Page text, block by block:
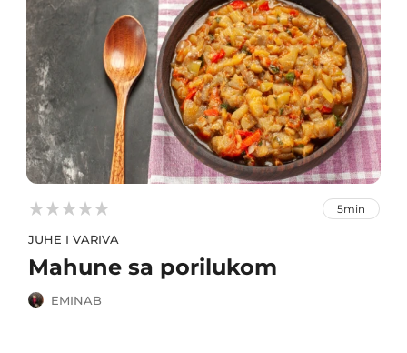


 5min
JUHE I VARIVA
Mahune sa porilukom
EMINAB